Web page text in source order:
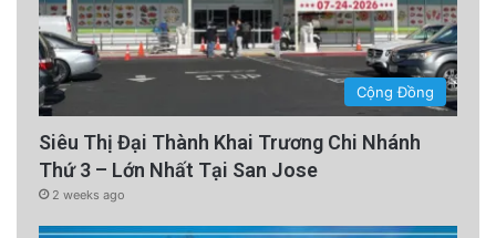
Cộng Đồng
Siêu Thị Đại Thành Khai Trương Chi Nhánh
Thứ 3 – Lớn Nhất Tại San Jose
2 weeks ago